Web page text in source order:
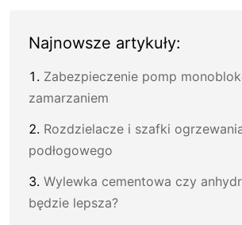
Najnowsze artykuły:
Zabezpieczenie pomp
zamarzaniem
Rozdzielacze i szafki
podłogowego
Wylewka cementowa czy
będzie lepsza?